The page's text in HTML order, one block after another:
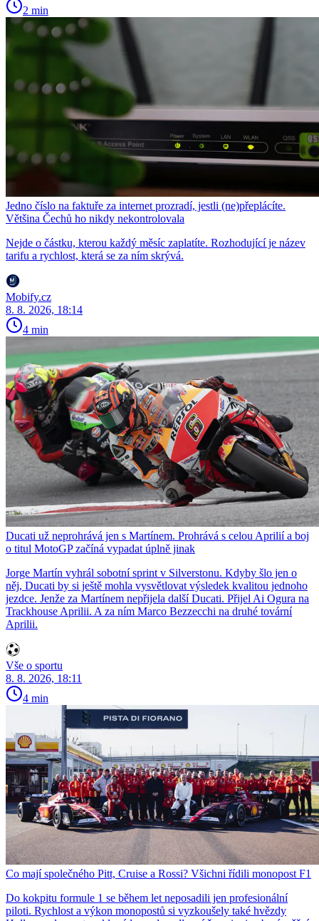
2 min
Jedno číslo na faktuře za internet prozradí, jestli (ne)přeplácíte.
Většina Čechů ho nikdy nekontrolovala
Nejde o částku, kterou každý měsíc zaplatíte. Rozhodující je název
tarifu a rychlost, která se za ním skrývá.
Mobify.cz
8. 8. 2026, 18:14
4 min
Ducati už neprohrává jen s Martínem. Prohrává s celou Aprilií a boj
o titul MotoGP začíná vypadat úplně jinak
Jorge Martín vyhrál sobotní sprint v Silverstonu. Kdyby šlo jen o
něj, Ducati by si ještě mohla vysvětlovat výsledek kvalitou jednoho
jezdce. Jenže za Martínem nepřijela další Ducati. Přijel Ai Ogura na
Trackhouse Aprilii. A za ním Marco Bezzecchi na druhé tovární
Aprilii.
Vše o sportu
8. 8. 2026, 18:11
4 min
Co mají společného Pitt, Cruise a Rossi? Všichni řídili monopost F1
Do kokpitu formule 1 se během let neposadili jen profesionální
piloti. Rychlost a výkon monopostů si vyzkoušely také hvězdy